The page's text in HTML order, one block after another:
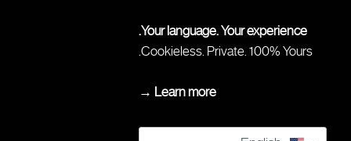
Your language. Your experience.
Cookieless. Private. 100% Yours.
Learn more →